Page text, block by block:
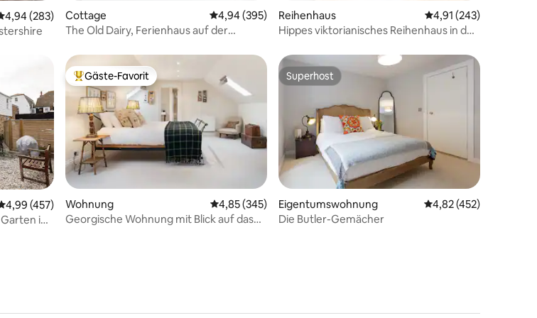
Bewertungen Bewertung: 4,94 von 5, 283 Bewertungen
4,94 (283)
Cottage Durchschnittliche Bewertung: 4,94 von 5, 395 Bewertungen
4,94 (395)
The Old Dairy, Ferienhaus auf der
Reihenhaus Durchschnittliche
4,91 (243)
Hippes viktorianisches Reihenhaus in der
Bewertungen Bewertung: 4,99 von 5, 457 Bewertungen
4,99 (457)
in
Beliebter Gäste-Favorit.
Gäste-Favorit
Wohnung Durchschnittliche Bewertung: 4,85 von 5, 345 Bewertungen
4,85 (345)
Georgische Wohnung mit Blick auf das
Superhost
Superhost
Eigentumswohnung Durchschnittliche
4,82 (452)
Die Butler-Gemächer